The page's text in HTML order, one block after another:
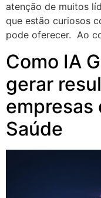
atenção de muitos
que estão curiosos
pode oferecer. Ao
Como IA
gerar
empresas
Saúde